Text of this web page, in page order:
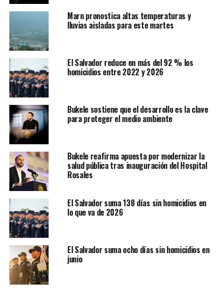
Marn pronostica altas temperaturas y
lluvias aisladas para este martes
El Salvador reduce en más del 92 % los
homicidios entre 2022 y 2026
Bukele sostiene que el desarrollo es la clave
para proteger el medio ambiente
Bukele reafirma apuesta por modernizar la
salud pública tras inauguración del Hospital
Rosales
El Salvador suma 138 días sin homicidios en
lo que va de 2026
El Salvador suma ocho días sin homicidios en
junio